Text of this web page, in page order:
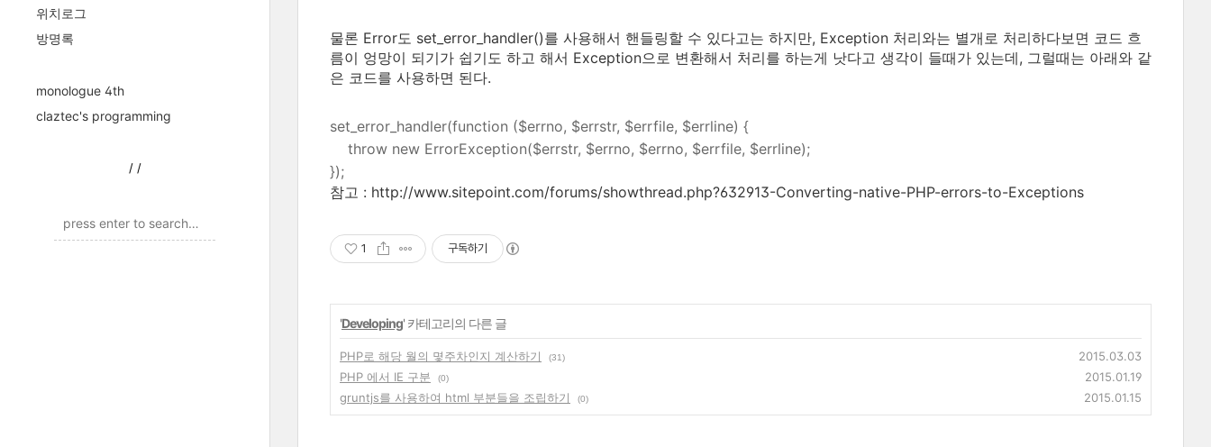
위치로그
방명록
monologue 4th
claztec's programming
/ /
물론 Error도 set_error_handler()를 사용해서 핸들링할 수 있다고는 하지만, Exception 처리와는 별개로 처리하다보면 코드 흐
름이 엉망이 되기가 쉽기도 하고 해서 Exception으로 변환해서 처리를 하는게 낫다고 생각이 들때가 있는데, 그럴때는 아래와 같
은 코드를 사용하면 된다.
set_error_handler(function ($errno, $errstr, $errfile, $errline) {
throw new ErrorException($errstr, $errno, $errno, $errfile, $errline);
});
참고 : http://www.sitepoint.com/forums/showthread.php?632913-Converting-native-PHP-errors-to-Exceptions
1 구독하기
'Developing' 카테고리의 다른 글
PHP로 해당 월의 몇주차인지 계산하기 (31)
2015.03.03
PHP 에서 IE 구분
(0)
2015.01.19
gruntjs를 사용하여 html 부분들을 조립하기
(0) 2015.01.15